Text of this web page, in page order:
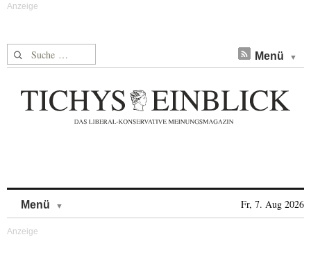
Suche nach: Menü
Menü Fr, 7. Aug 2026